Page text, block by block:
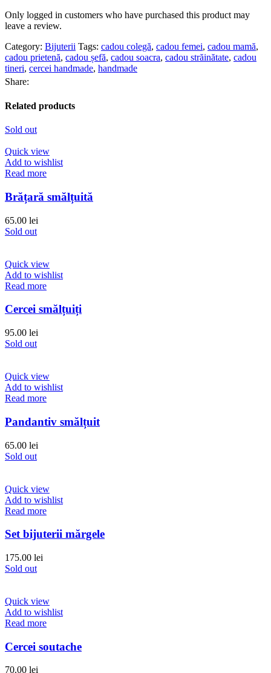
Only logged in customers who have purchased this product may
leave a review.
Category: Bijuterii Tags: cadou colegă, cadou femei, cadou mamă,
cadou prietenă, cadou șefă, cadou soacra, cadou străinătate, cadou
tineri, cercei handmade, handmade
Share:
Related products
Sold out
Quick view
Add to wishlist
Read more
Brățară smălțuită
65.00 lei
Sold out
Quick view
Add to wishlist
Read more
Cercei smălțuiți
95.00 lei
Sold out
Quick view
Add to wishlist
Read more
Pandantiv smălțuit
65.00 lei
Sold out
Quick view
Add to wishlist
Read more
Set bijuterii mărgele
175.00 lei
Sold out
Quick view
Add to wishlist
Read more
Cercei soutache
70.00 lei